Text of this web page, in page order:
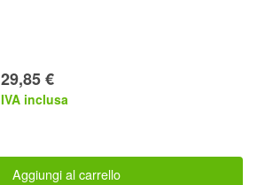
29,85 €
IVA inclusa
Aggiungi al carrello